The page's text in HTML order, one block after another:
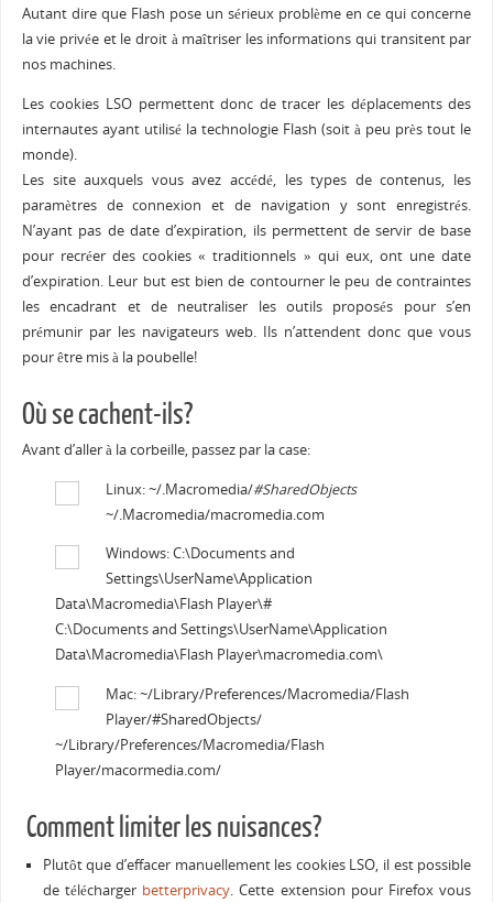
Autant dire que Flash pose un sérieux problème en ce qui concerne
la vie privée et le droit à maîtriser les informations qui transitent par
nos machines.
Les cookies LSO permettent donc de tracer les déplacements des
internautes ayant utilisé la technologie Flash (soit à peu près tout le
monde).
Les site auxquels vous avez accédé, les types de contenus, les
paramètres de connexion et de navigation y sont enregistrés.
N’ayant pas de date d’expiration, ils permettent de servir de base
pour recréer des cookies « traditionnels » qui eux, ont une date
d’expiration. Leur but est bien de contourner le peu de contraintes
les encadrant et de neutraliser les outils proposés pour s’en
prémunir par les navigateurs web. Ils n’attendent donc que vous
pour être mis à la poubelle!
Où se cachent-ils?
Avant d’aller à la corbeille, passez par la case:
Linux: ~/.Macromedia/#SharedObjects
~/.Macromedia/macromedia.com
Windows: C:\Documents and
Settings\UserName\Application
Data\Macromedia\Flash Player\#
C:\Documents and Settings\UserName\Application
Data\Macromedia\Flash Player\macromedia.com\
Mac: ~/Library/Preferences/Macromedia/Flash
Player/#SharedObjects/
~/Library/Preferences/Macromedia/Flash
Player/macormedia.com/
Comment limiter les nuisances?
Plutôt que d’effacer manuellement les cookies LSO, il est possible
de télécharger betterprivacy. Cette extension pour Firefox vous